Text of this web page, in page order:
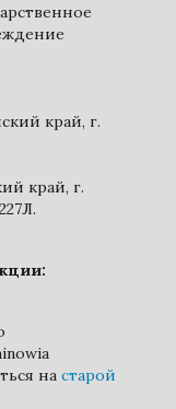
край, г.
край, г.
на старой